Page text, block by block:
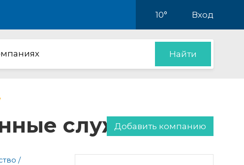
10° Вход
Найти
службыДобавить компанию
/